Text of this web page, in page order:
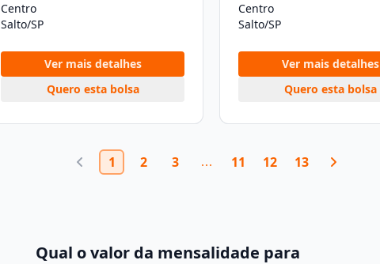
Centro
Salto/SP
Ver mais detalhes
Quero esta bolsa
Centro
Salto/SP
Ver mais detalhes
Quero esta bolsa
1 2 3 11 12 13
Qual o valor da mensalidade para